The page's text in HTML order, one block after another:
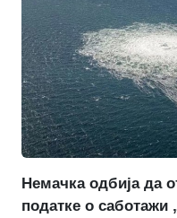
Немачка одбија да
податке о саботажи